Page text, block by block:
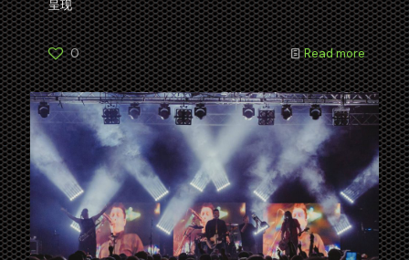
呈现
0 Read more